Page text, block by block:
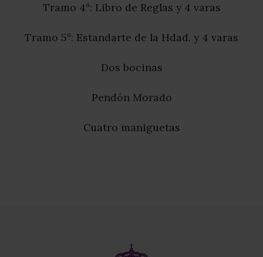
Tramo 4º: Libro de Reglas y 4 varas
Tramo 5º: Estandarte de la Hdad. y 4 varas
Dos bocinas
Pendón Morado
Cuatro maniguetas